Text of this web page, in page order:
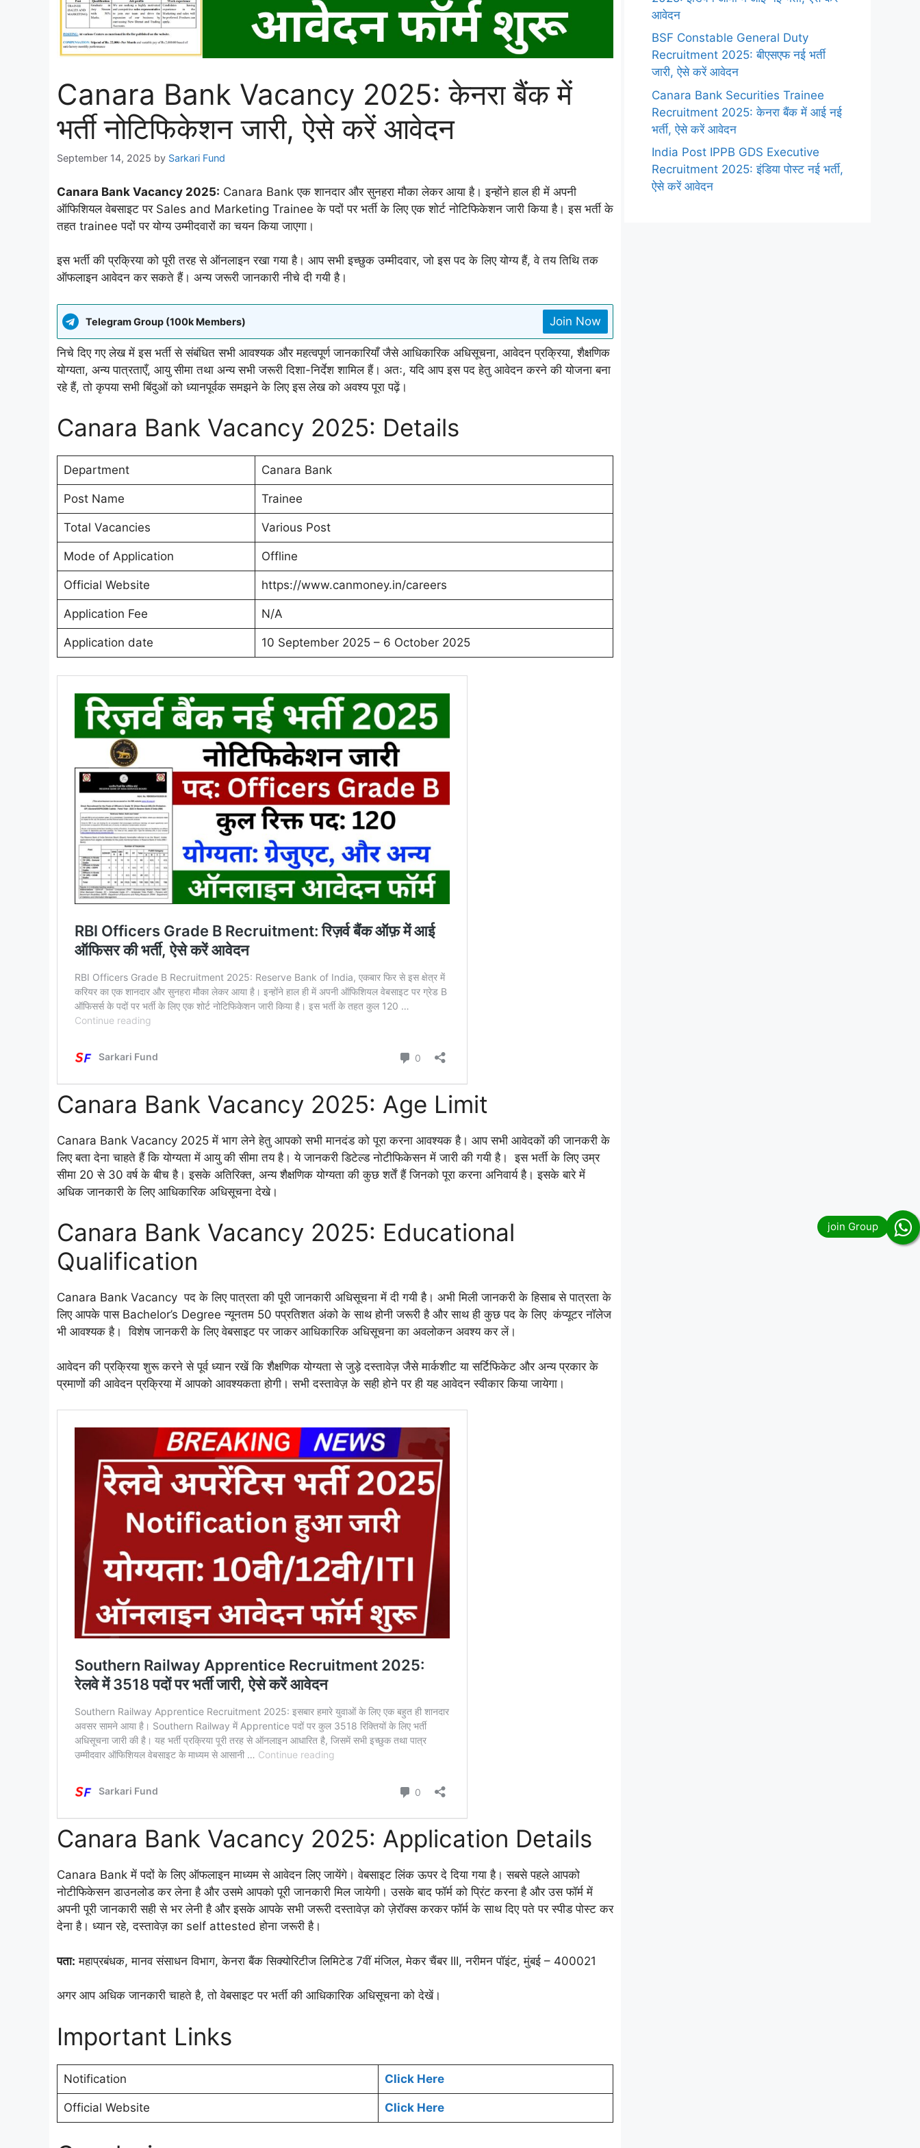
Canara Bank Vacancy 2025: केनरा बैंक में
भर्ती नोटिफिकेशन जारी, ऐसे करें आवेदन
September 14, 2025 by Sarkari Fund
Canara Bank Vacancy 2025: Canara Bank एक शानदार और सुनहरा मौका लेकर आया है। इन्होंने हाल ही में अपनी
ऑफिशियल वेबसाइट पर Sales and Marketing Trainee के पदों पर भर्ती के लिए एक शोर्ट नोटिफिकेशन जारी किया है। इस भर्ती के
तहत trainee पदों पर योग्य उम्मीदवारों का चयन किया जाएगा।
इस भर्ती की प्रक्रिया को पूरी तरह से ऑनलाइन रखा गया है। आप सभी इच्छुक उम्मीदवार, जो इस पद के लिए योग्य हैं, वे तय तिथि तक
ऑफलाइन आवेदन कर सकते हैं। अन्य जरूरी जानकारी नीचे दी गयी है।
Telegram Group (100k Members) Join Now
निचे दिए गए लेख में इस भर्ती से संबंधित सभी आवश्यक और महत्वपूर्ण जानकारियाँ जैसे आधिकारिक अधिसूचना, आवेदन प्रक्रिया, शैक्षणिक
योग्यता, अन्य पात्रताएँ, आयु सीमा तथा अन्य सभी जरूरी दिशा-निर्देश शामिल हैं। अतः, यदि आप इस पद हेतु आवेदन करने की योजना बना
रहे हैं, तो कृपया सभी बिंदुओं को ध्यानपूर्वक समझने के लिए इस लेख को अवश्य पूरा पढ़ें।
Canara Bank Vacancy 2025: Details
Department Canara Bank
Post Name Trainee
Total Vacancies Various Post
Mode of Application Offline
Official Website https://www.canmoney.in/careers
Application Fee N/A
Application date 10 September 2025 – 6 October 2025
Canara Bank Vacancy 2025: Age Limit
Canara Bank Vacancy 2025 में भाग लेने हेतु आपको सभी मानदंड को पूरा करना आवश्यक है। आप सभी आवेदकों की जानकरी के
लिए बता देना चाहते हैं कि योग्यता में आयु की सीमा तय है। ये जानकरी डिटेल्ड नोटीफिकेसन में जारी की गयी है। इस भर्ती के लिए उम्र
सीमा 20 से 30 वर्ष के बीच है। इसके अतिरिक्त, अन्य शैक्षणिक योग्यता की कुछ शर्तें हैं जिनको पूरा करना अनिवार्य है। इसके बारे में
अधिक जानकारी के लिए आधिकारिक अधिसूचना देखे।
Canara Bank Vacancy 2025: Educational
Qualification
Canara Bank Vacancy पद के लिए पात्रता की पूरी जानकारी अधिसूचना में दी गयी है। अभी मिली जानकरी के हिसाब से पात्रता के
लिए आपके पास Bachelor’s Degree न्यूनतम 50 पप्रतिशत अंको के साथ होनी जरूरी है और साथ ही कुछ पद के लिए कंप्यूटर नॉलेज
भी आवश्यक है। विशेष जानकरी के लिए वेबसाइट पर जाकर आधिकारिक अधिसूचना का अवलोकन अवश्य कर लें।
आवेदन की प्रक्रिया शुरू करने से पूर्व ध्यान रखें कि शैक्षणिक योग्यता से जुड़े दस्तावेज़ जैसे मार्कशीट या सर्टिफिकेट और अन्य प्रकार के
प्रमाणों की आवेदन प्रक्रिया में आपको आवश्यकता होगी। सभी दस्तावेज़ के सही होने पर ही यह आवेदन स्वीकार किया जायेगा।
Canara Bank Vacancy 2025: Application Details
Canara Bank में पदों के लिए ऑफलाइन माध्यम से आवेदन लिए जायेंगे। वेबसाइट लिंक ऊपर दे दिया गया है। सबसे पहले आपको
नोटीफिकेसन डाउनलोड कर लेना है और उसमे आपको पूरी जानकारी मिल जायेगी। उसके बाद फॉर्म को प्रिंट करना है और उस फॉर्म में
अपनी पूरी जानकारी सही से भर लेनी है और इसके आपके सभी जरूरी दस्तावेज़ को ज़ेरॉक्स करकर फॉर्म के साथ दिए पते पर स्पीड पोस्ट कर
देना है। ध्यान रहे, दस्तावेज़ का self attested होना जरूरी है।
पता: महाप्रबंधक, मानव संसाधन विभाग, केनरा बैंक सिक्योरिटीज लिमिटेड 7वीं मंजिल, मेकर चैंबर III, नरीमन पॉइंट, मुंबई – 400021
अगर आप अधिक जानकारी चाहते है, तो वेबसाइट पर भर्ती की आधिकारिक अधिसूचना को देखें।
Important Links
Notification Click Here
Official Website Click Here
आवेदन
BSF Constable General Duty
Recruitment 2025: बीएसएफ नई भर्ती
जारी, ऐसे करें आवेदन
Canara Bank Securities Trainee
Recruitment 2025: केनरा बैंक में आई नई
भर्ती, ऐसे करें आवेदन
India Post IPPB GDS Executive
Recruitment 2025: इंडिया पोस्ट नई भर्ती,
ऐसे करें आवेदन